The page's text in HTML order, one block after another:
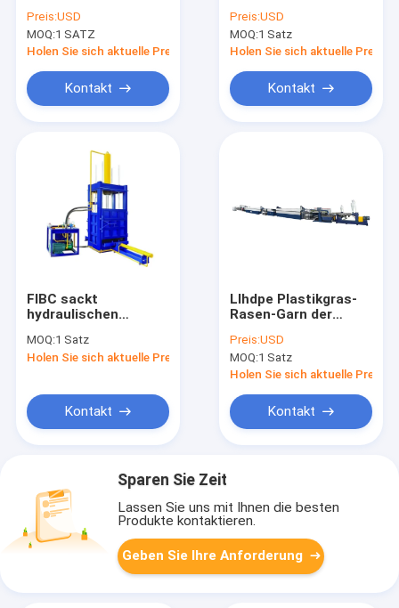
Laminierungs-Linie
schützender Film
BOPP BOPET vor
Preis:USD
MOQ:1 SATZ
Holen Sie sich aktuelle Preis
Kontakt
Durchhefter-Rasen-
Maschine
Preis:USD
MOQ:1 Satz
Holen Sie sich aktuelle Preis
Kontakt
FIBC sackt
hydraulischen
30 MPa
1300X1100mm ein
MOQ:1 Satz
Holen Sie sich aktuelle Preis
Kontakt
Llhdpe Plastikgras-
Rasen-Garn der
Verdrängungs-
Maschinen-pp.
künstliches
Preis:USD
MOQ:1 Satz
Holen Sie sich aktuelle Preis
Kontakt
Sparen Sie Zeit
Lassen Sie uns mit Ihnen die besten
Produkte kontaktieren.
Geben Sie Ihre Anforderung